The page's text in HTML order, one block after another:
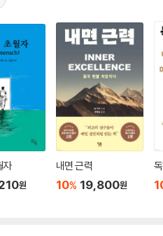
자
원
내면 근력
10% 19,800원